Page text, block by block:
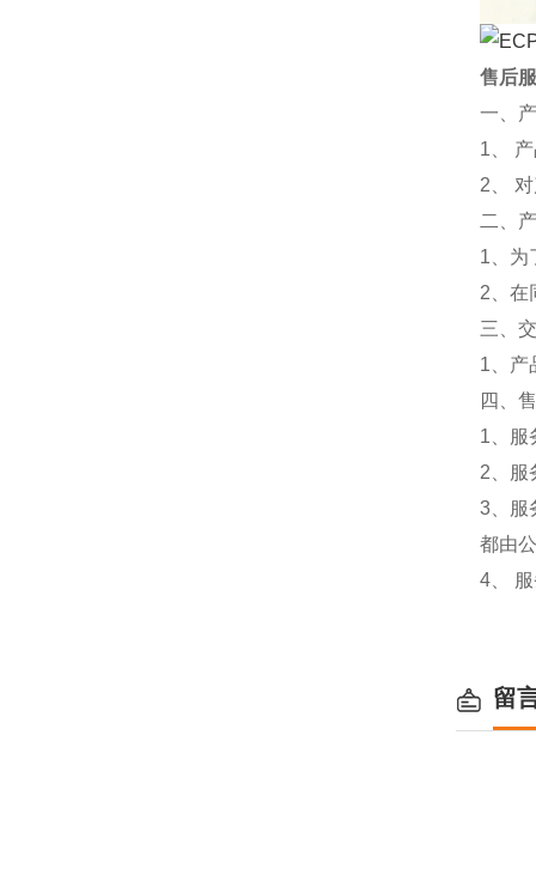
售后
一、
1、
2、
二、
1、为
2、在
三、
1、产
四、
1、服
2、服
3、服
都由
4、
留